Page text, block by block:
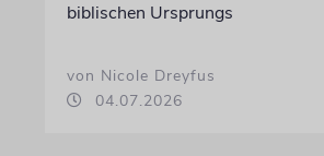
biblischen Ursprungs
von Nicole Dreyfus
04.07.2026